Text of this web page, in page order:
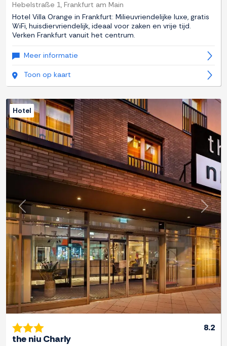
Hebelstraße 1, Frankfurt am Main
Hotel Villa Orange in Frankfurt: Milieuvriendelijke luxe, gratis
WiFi, huisdiervriendelijk, ideaal voor zaken en vrije tijd.
Verken Frankfurt vanuit het centrum.
Meer informatie
Toon op kaart
Previous Next
Hotel
8.2
the niu Charly